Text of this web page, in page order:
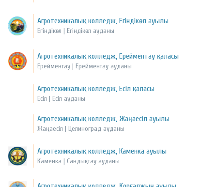
Агротехникалық колледж, Егіндікөл ауылы
Егіндікөл | Егіндікөл ауданы
Агротехникалық колледж, Ерейментау қаласы
Ерейментау | Ерейментау ауданы
Агротехникалық колледж, Есіл қаласы
Есіл | Есіл ауданы
Агротехникалық колледж, Жаңаесіл ауылы
Жаңаесіл | Целиноград ауданы
Агротехникалық колледж, Каменка ауылы
Каменка | Сандықтау ауданы